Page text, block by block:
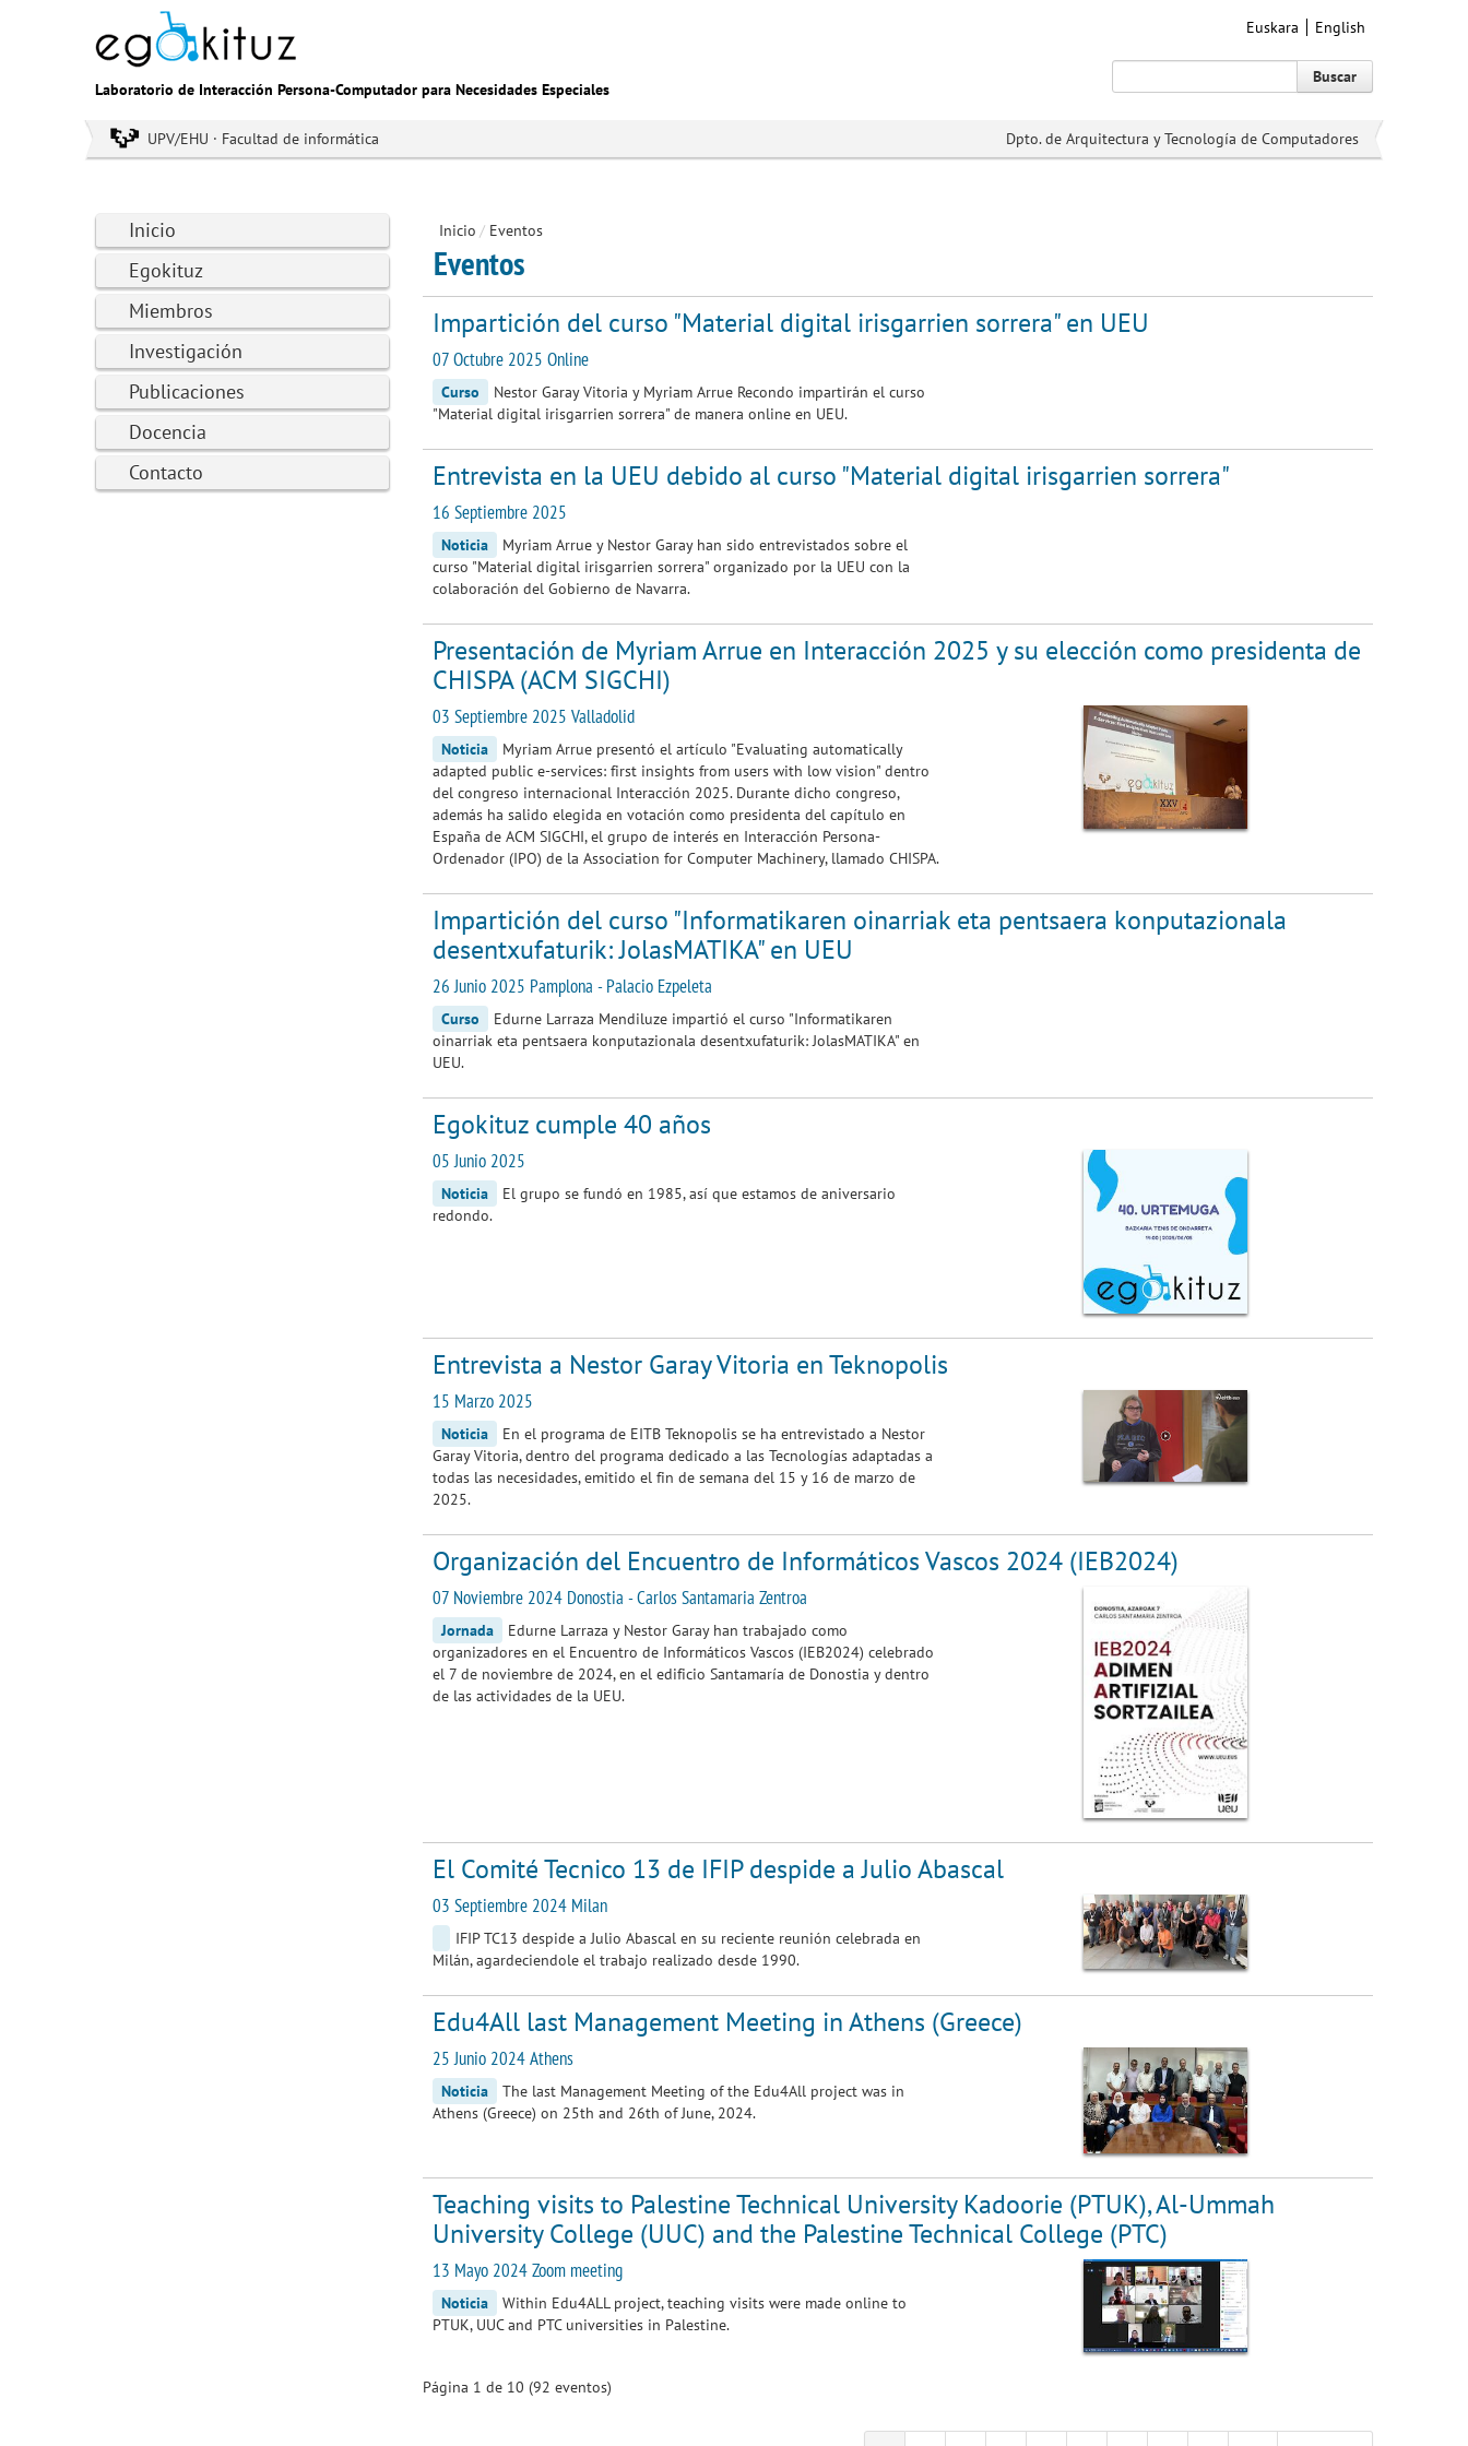
Laboratorio de Interacción Persona-Computador para Necesidades Especiales
Euskara English
Buscar
UPV/EHU · Facultad de informática Dpto. de Arquitectura y Tecnología de Computadores
Inicio
Egokituz
Miembros
Investigación
Publicaciones
Docencia
Contacto
Inicio / Eventos
Eventos
Impartición del curso "Material digital irisgarrien sorrera" en UEU
07 Octubre 2025 Online
Curso
Nestor Garay Vitoria y Myriam Arrue Recondo impartirán el curso
"Material digital irisgarrien sorrera" de manera online en UEU.
Entrevista en la UEU debido al curso "Material digital irisgarrien sorrera"
16 Septiembre 2025
Noticia
Myriam Arrue y Nestor Garay han sido entrevistados sobre el
curso "Material digital irisgarrien sorrera" organizado por la UEU con la
colaboración del Gobierno de Navarra.
Presentación de Myriam Arrue en Interacción 2025 y su elección como presidenta de
CHISPA (ACM SIGCHI)
03 Septiembre 2025 Valladolid
Noticia
Myriam Arrue presentó el artículo "Evaluating automatically
adapted public e-services: first insights from users with low vision" dentro
del congreso internacional Interacción 2025. Durante dicho congreso,
además ha salido elegida en votación como presidenta del capítulo en
España de ACM SIGCHI, el grupo de interés en Interacción Persona-
Ordenador (IPO) de la Association for Computer Machinery, llamado CHISPA.
Impartición del curso "Informatikaren oinarriak eta pentsaera konputazionala
desentxufaturik: JolasMATIKA" en UEU
26 Junio 2025 Pamplona - Palacio Ezpeleta
Curso
Edurne Larraza Mendiluze impartió el curso "Informatikaren
oinarriak eta pentsaera konputazionala desentxufaturik: JolasMATIKA" en
UEU.
Egokituz cumple 40 años
05 Junio 2025
Noticia
El grupo se fundó en 1985, así que estamos de aniversario
redondo.
Entrevista a Nestor Garay Vitoria en Teknopolis
15 Marzo 2025
Noticia
En el programa de EITB Teknopolis se ha entrevistado a Nestor
Garay Vitoria, dentro del programa dedicado a las Tecnologías adaptadas a
todas las necesidades, emitido el fin de semana del 15 y 16 de marzo de
2025.
Organización del Encuentro de Informáticos Vascos 2024 (IEB2024)
07 Noviembre 2024 Donostia - Carlos Santamaria Zentroa
Jornada
Edurne Larraza y Nestor Garay han trabajado como
organizadores en el Encuentro de Informáticos Vascos (IEB2024) celebrado
el 7 de noviembre de 2024, en el edificio Santamaría de Donostia y dentro
de las actividades de la UEU.
El Comité Tecnico 13 de IFIP despide a Julio Abascal
03 Septiembre 2024 Milan
IFIP TC13 despide a Julio Abascal en su reciente reunión celebrada en
Milán, agardeciendole el trabajo realizado desde 1990.
Edu4All last Management Meeting in Athens (Greece)
25 Junio 2024 Athens
Noticia
The last Management Meeting of the Edu4All project was in
Athens (Greece) on 25th and 26th of June, 2024.
Teaching visits to Palestine Technical University Kadoorie (PTUK), Al-Ummah
University College (UUC) and the Palestine Technical College (PTC)
13 Mayo 2024 Zoom meeting
Noticia
Within Edu4ALL project, teaching visits were made online to
PTUK, UUC and PTC universities in Palestine.
Página 1 de 10 (92 eventos)